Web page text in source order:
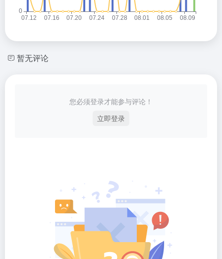
暂无评论
您必须登录才能参与评论！
立即登录